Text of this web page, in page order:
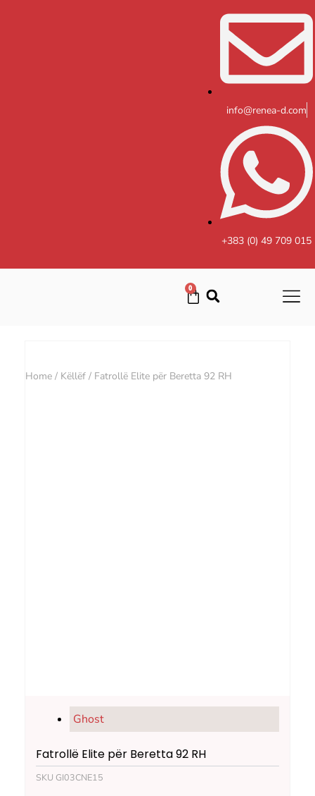
info@renea-d.com
+383 (0) 49 709 015
0
Cart
Home / Këllëf / Fatrollë Elite për Beretta 92 RH
Ghost
Fatrollë Elite për Beretta 92 RH
SKU GI03CNE15